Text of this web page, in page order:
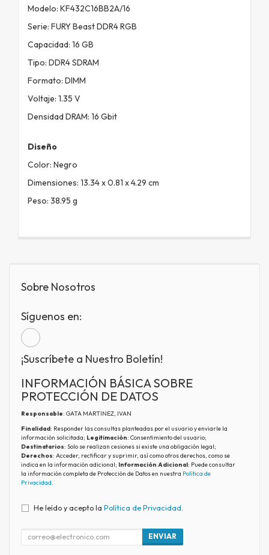
Modelo: KF432C16BB2A/16
Serie: FURY Beast DDR4 RGB
Capacidad: 16 GB
Tipo: DDR4 SDRAM
Formato: DIMM
Voltaje: 1.35 V
Densidad DRAM: 16 Gbit
Diseño
Color: Negro
Dimensiones: 13.34 x 0.81 x 4.29 cm
Peso: 38.95 g
Sobre Nosotros
Síguenos en:
¡Suscríbete a Nuestro Boletín!
INFORMACIÓN BÁSICA SOBRE
PROTECCIÓN DE DATOS
Responsable: GATA MARTINEZ, IVAN
Finalidad: Responder las consultas planteadas por el usuario y enviarle la
información solicitada; Legitimación: Consentimiento del usuario;
Destinatarios: Solo se realizan cesiones si existe una obligación legal;
Derechos: Acceder, rectificar y suprimir, así como otros derechos, como se
indica en la información adicional; Información Adicional: Puede consultar
la información completa de Protección de Datos en nuestra Política de
Privacidad.
He leído y acepto la Política de Privacidad
ENVIAR